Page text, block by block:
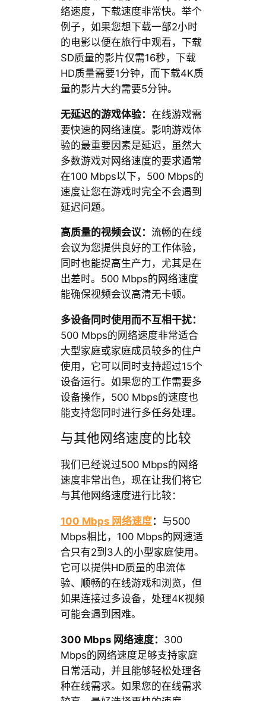
络速度，下载速度非常快。举个
例子，如果您想下载一部2小时
的电影以便在旅行中观看，下载
SD质量的影片仅需16秒，下载
HD质量需要1分钟，而下载4K质
量的影片大约需要5分钟。
无延迟的游戏体验： 在线游戏需
要快速的网络速度。影响游戏体
验的最重要因素是延迟，虽然大
多数游戏对网络速度的要求通常
在100 Mbps以下，500 Mbps的
速度让您在游戏时完全不会遇到
延迟问题。
高质量的视频会议： 流畅的在线
会议为您提供良好的工作体验，
同时也能提高生产力，尤其是在
出差时。500 Mbps的网络速度
能确保视频会议高清无卡顿。
多设备同时使用而不互相干扰：
500 Mbps的网络速度非常适合
大型家庭或家庭成员较多的住户
使用，它可以同时支持超过15个
设备运行。如果您的工作需要多
设备操作，500 Mbps的速度也
能支持您同时进行多任务处理。
与其他网络速度的比较
我们已经说过500 Mbps的网络
速度非常出色，现在让我们将它
与其他网络速度进行比较：
100 Mbps 网络速度： 与500
Mbps相比，100 Mbps的网速适
合只有2到3人的小型家庭使用。
它可以提供HD质量的串流体
验、顺畅的在线游戏和浏览，但
如果连接过多设备，处理4K视频
可能会遇到困难。
300 Mbps 网络速度： 300
Mbps的网络速度足够支持家庭
日常活动，并且能够轻松处理各
种在线需求。如果您的在线需求